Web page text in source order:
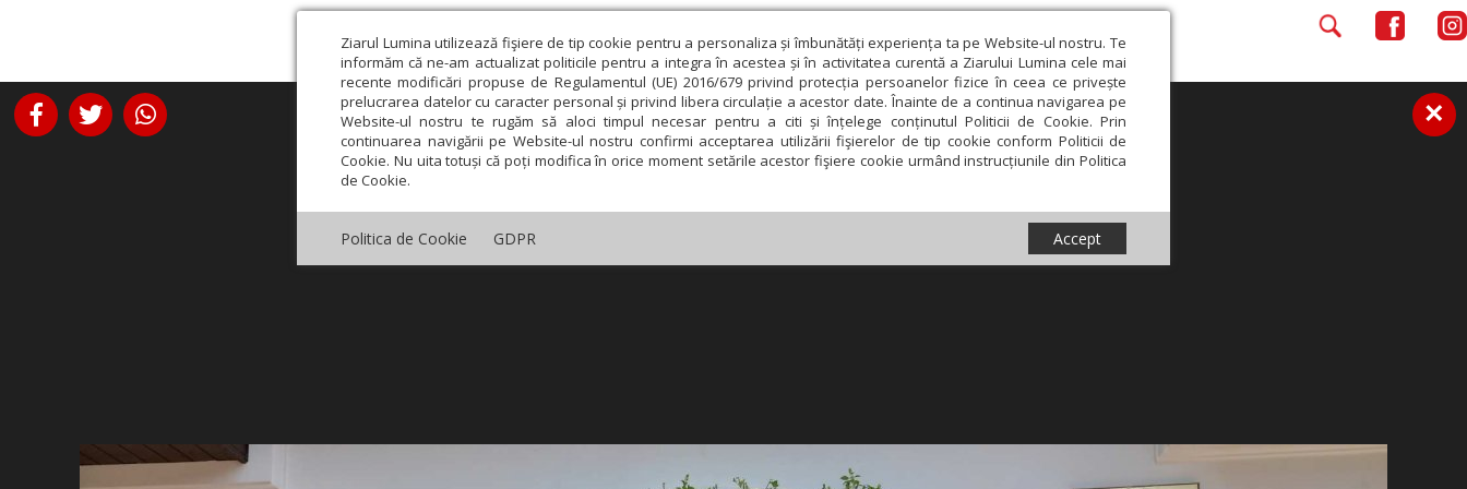
Ziarul Lumina utilizează fişiere de tip cookie pentru a personaliza și îmbunătăți experiența ta pe Website-ul nostru. Te
informăm că ne-am actualizat politicile pentru a integra în acestea și în activitatea curentă a Ziarului Lumina cele mai
recente modificări propuse de Regulamentul (UE) 2016/679 privind protecția persoanelor fizice în ceea ce privește
prelucrarea datelor cu caracter personal și privind libera circulație a acestor date. Înainte de a continua navigarea pe
Website-ul nostru te rugăm să aloci timpul necesar pentru a citi și înțelege conținutul Politicii de Cookie. Prin
continuarea navigării pe Website-ul nostru confirmi acceptarea utilizării fişierelor de tip cookie conform Politicii de
Cookie. Nu uita totuși că poți modifica în orice moment setările acestor fişiere cookie urmând instrucțiunile din Politica
de Cookie.
Politica de Cookie GDPR Accept
×